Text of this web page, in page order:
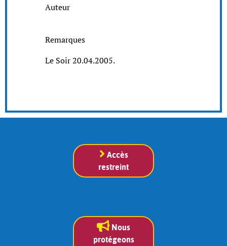
Auteur
Remarques
Le Soir 20.04.2005.
Accès
restreint
Nous
protégeons